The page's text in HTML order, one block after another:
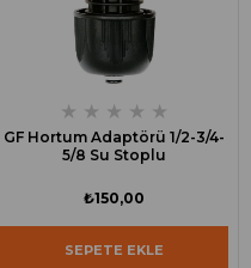
★ ★ ★ ★ ★
GF Hortum Adaptörü 1/2-3/4-
5/8 Su Stoplu
₺150,00
SEPETE EKLE